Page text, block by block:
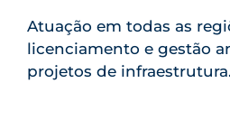
Atuação em todas as
licenciamento e gestão
projetos de infraestrutura.